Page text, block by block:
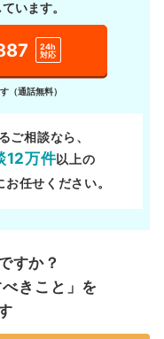
います。
24h
対応
（通話無料）
ご相談なら、
12万件以上の
お任せください。
すか？
きこと」を